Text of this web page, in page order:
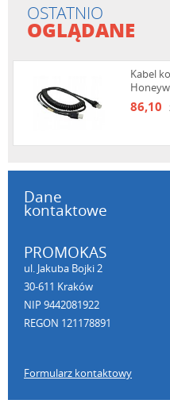
OSTATNIO
OGLĄDANE
Kabel
86,10
Dane
kontaktowe
PROMOKAS
ul. Jakuba Bojki 2
30-611 Kraków
NIP 9442081922
REGON 121178891
Formularz kontaktowy